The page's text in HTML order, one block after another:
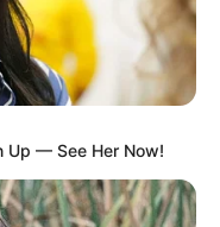
Up — See Her Now!